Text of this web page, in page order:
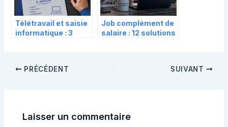
Télétravail et saisie
informatique : 3
arnaques
Job complément de
salaire : 12 solutions
PRÉCÉDENT SUIVANT
Laisser un commentaire